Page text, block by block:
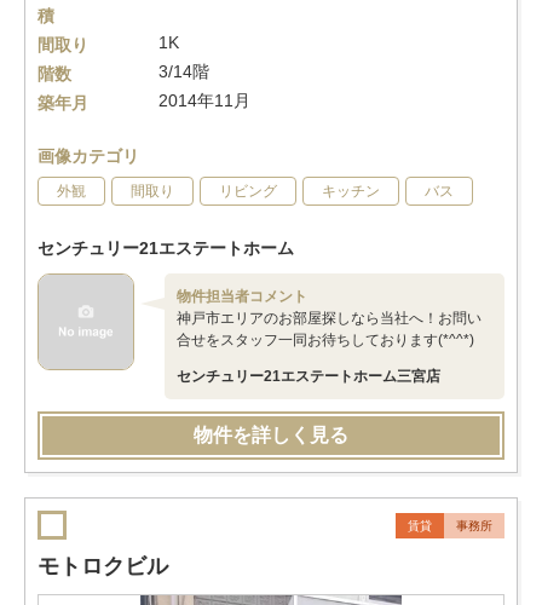
積
間取り
1K
階数
3/14階
築年月
2014年11月
画像カテゴリ
外観 間取り リビング キッチン バス
センチュリー21エステートホーム
物件担当者コメント
神戸市エリアのお部屋探しなら当社へ！お問い
合せをスタッフ一同お待ちしております(*^^*)
センチュリー21エステートホーム三宮店
物件を詳しく見る
賃貸 事務所
モトロクビル